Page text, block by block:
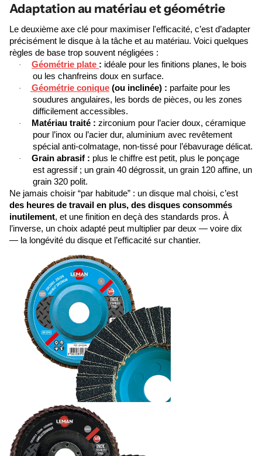
Adaptation au matériau et géométrie
Le deuxième axe clé pour maximiser l'efficacité, c’est d’adapter
précisément le disque à la tâche et au matériau. Voici quelques
règles de base trop souvent négligées :
· Géométrie plate : idéale pour les finitions planes, le bois
ou les chanfreins doux en surface.
· Géométrie conique (ou inclinée) : parfaite pour les
soudures angulaires, les bords de pièces, ou les zones
difficilement accessibles.
· Matériau traité : zirconium pour l’acier doux, céramique
pour l’inox ou l’acier dur, aluminium avec revêtement
spécial anti-colmatage, non-tissé pour l’ébavurage délicat.
· Grain abrasif : plus le chiffre est petit, plus le ponçage
est agressif ; un grain 40 dégrossit, un grain 120 affine, un
grain 320 polit.
Ne jamais choisir “par habitude” : un disque mal choisi, c’est
des heures de travail en plus, des disques consommés
inutilement, et une finition en deçà des standards pros. À
l’inverse, un choix adapté peut multiplier par deux — voire dix
— la longévité du disque et l’efficacité sur chantier.